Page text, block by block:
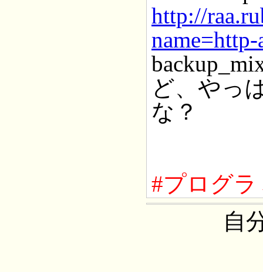
http://
name=http-
ど、やっ
な？
#プログ
自